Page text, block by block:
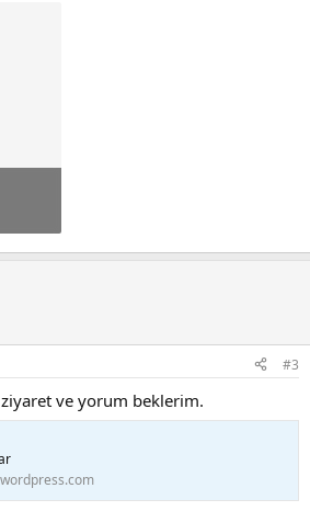
#3
ve yorum beklerim.